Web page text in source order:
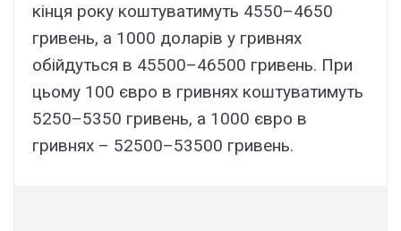
кінця року коштуватимуть 4550–4650
гривень, а 1000 доларів у гривнях
обійдуться в 45500–46500 гривень. При
цьому 100 євро в гривнях коштуватимуть
5250–5350 гривень, а 1000 євро в
гривнях – 52500–53500 гривень.